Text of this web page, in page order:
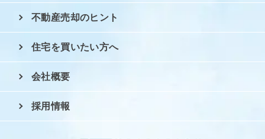
不動産売却のヒント
住宅を買いたい方へ
会社概要
採用情報